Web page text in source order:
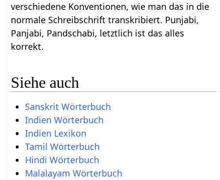
verschiedene Konventionen, wie man das in die
normale Schreibschrift transkribiert. Punjabi,
Panjabi, Pandschabi, letztlich ist das alles
korrekt.
Siehe auch
Sanskrit Wörterbuch
Indien Wörterbuch
Indien Lexikon
Tamil Wörterbuch
Hindi Wörterbuch
Malalayam Wörterbuch